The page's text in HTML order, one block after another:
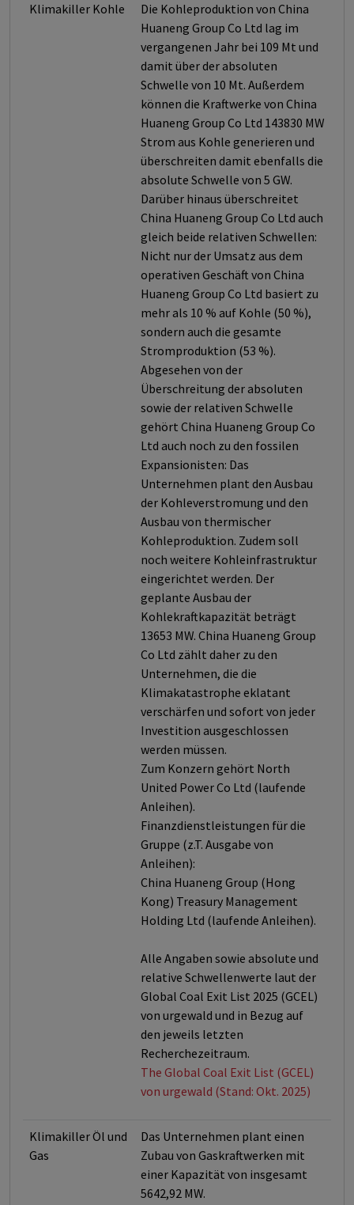
Klimakiller Kohle
Die Kohleproduktion von China
Huaneng Group Co Ltd lag im
vergangenen Jahr bei 109 Mt und
damit über der absoluten
Schwelle von 10 Mt. Außerdem
können die Kraftwerke von China
Huaneng Group Co Ltd 143830 MW
Strom aus Kohle generieren und
überschreiten damit ebenfalls die
absolute Schwelle von 5 GW.
Darüber hinaus überschreitet
China Huaneng Group Co Ltd auch
gleich beide relativen Schwellen:
Nicht nur der Umsatz aus dem
operativen Geschäft von China
Huaneng Group Co Ltd basiert zu
mehr als 10 % auf Kohle (50 %),
sondern auch die gesamte
Stromproduktion (53 %).
Abgesehen von der
Überschreitung der absoluten
sowie der relativen Schwelle
gehört China Huaneng Group Co
Ltd auch noch zu den fossilen
Expansionisten: Das
Unternehmen plant den Ausbau
der Kohleverstromung und den
Ausbau von thermischer
Kohleproduktion. Zudem soll
noch weitere Kohleinfrastruktur
eingerichtet werden. Der
geplante Ausbau der
Kohlekraftkapazität beträgt
13653 MW. China Huaneng Group
Co Ltd zählt daher zu den
Unternehmen, die die
Klimakatastrophe eklatant
verschärfen und sofort von jeder
Investition ausgeschlossen
werden müssen.
Zum Konzern gehört North
United Power Co Ltd (laufende
Anleihen).
Finanzdienstleistungen für die
Gruppe (z.T. Ausgabe von
Anleihen):
China Huaneng Group (Hong
Kong) Treasury Management
Holding Ltd (laufende Anleihen).
Alle Angaben sowie absolute und
relative Schwellenwerte laut der
Global Coal Exit List 2025 (GCEL)
von urgewald und in Bezug auf
den jeweils letzten
Recherchezeitraum.
The Global Coal Exit List (GCEL)
von urgewald (Stand: Okt. 2025)
Klimakiller Öl und
Gas
Das Unternehmen plant einen
Zubau von Gaskraftwerken mit
einer Kapazität von insgesamt
5642,92 MW.